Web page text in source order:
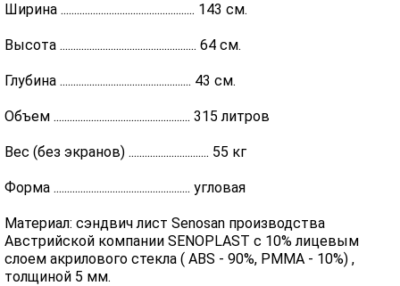
Ширина .................................................. 143 см.
Высота ................................................... 64 см.
Глубина ................................................. 43 см.
Объем ................................................... 315 литров
Вес (без экранов) .............................. 55 кг
Форма ................................................... угловая
Материал: сэндвич лист Senosan производства
Австрийской компании SENOPLAST c 10% лицевым
слоем акрилового стекла ( ABS - 90%, PMMA - 10%) ,
толщиной 5 мм.